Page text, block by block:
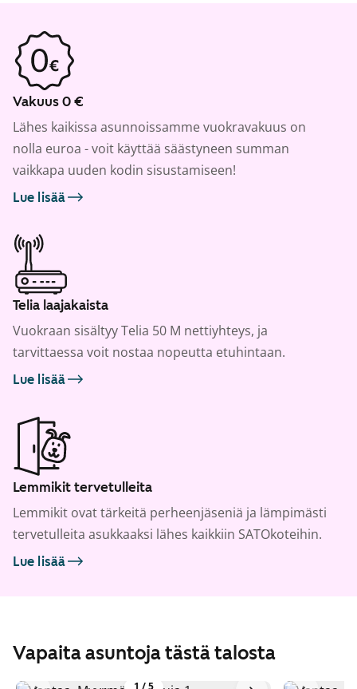
Vakuus 0 €
Lähes kaikissa asunnoissamme vuokravakuus on
nolla euroa - voit käyttää säästyneen summan
vaikkapa uuden kodin sisustamiseen!
Lue lisää
Telia laajakaista
Vuokraan sisältyy Telia 50 M nettiyhteys, ja
tarvittaessa voit nostaa nopeutta etuhintaan.
Lue lisää
Lemmikit tervetulleita
Lemmikit ovat tärkeitä perheenjäseniä ja lämpimästi
tervetulleita asukkaaksi lähes kaikkiin SATOkoteihin.
Lue lisää
Vapaita asuntoja tästä talosta
1 /5